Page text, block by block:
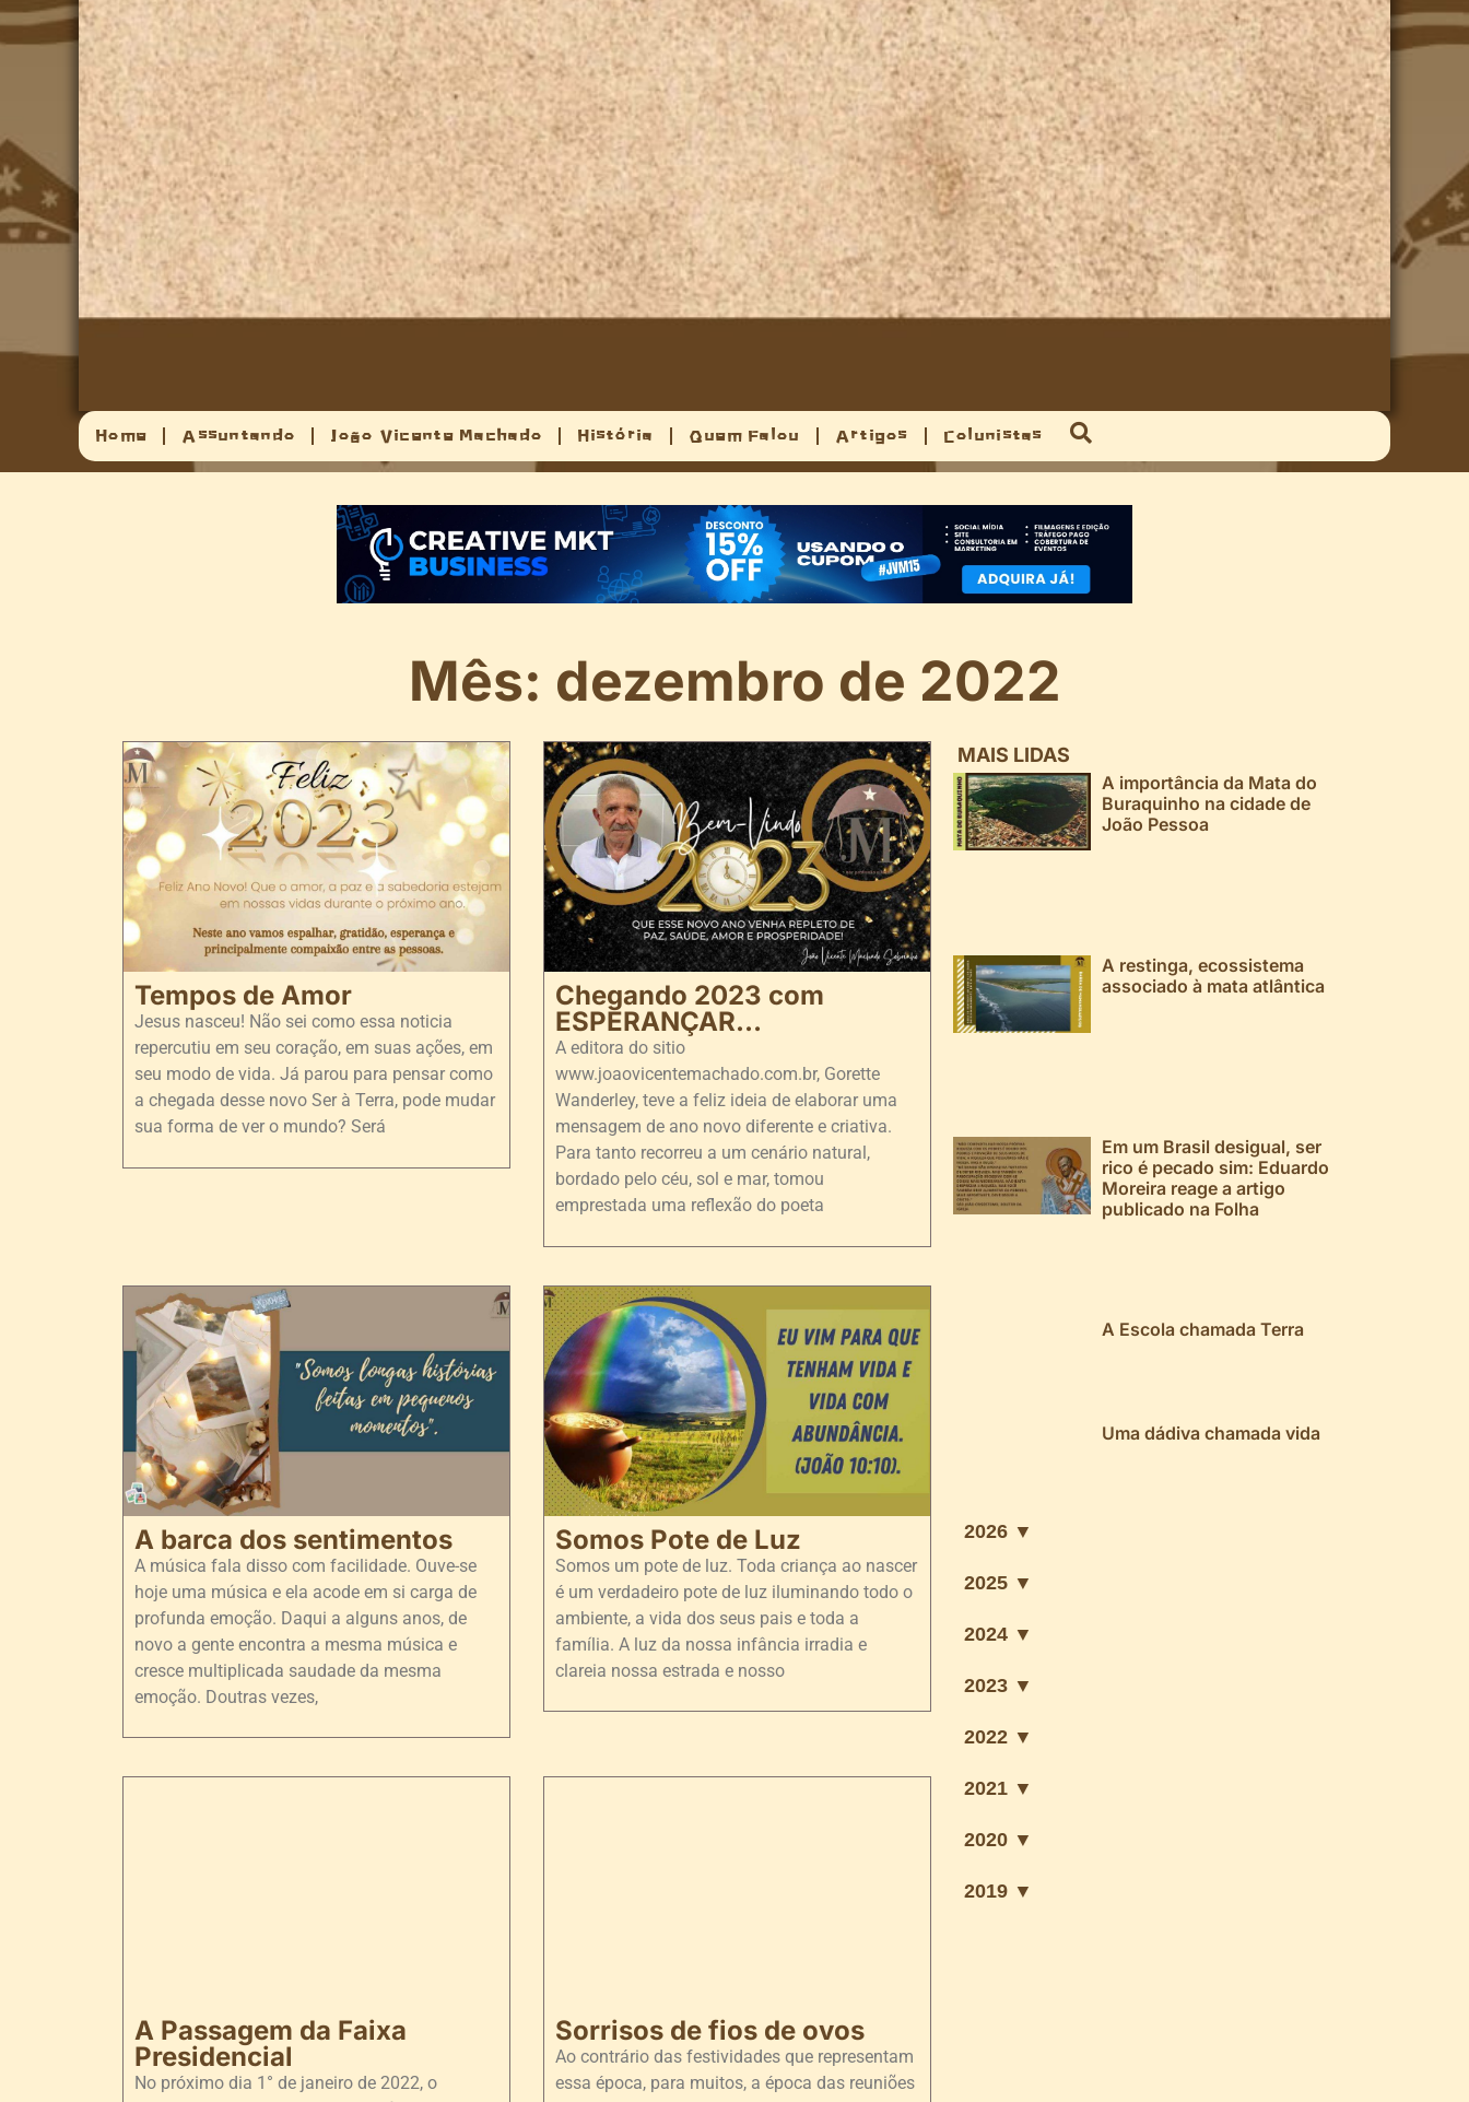
Home Assuntando João Vicente Machado História Quem Falou Artigos Colunistas
Mês: dezembro de 2022
Tempos de Amor
Jesus nasceu! Não sei como essa noticia
repercutiu em seu coração, em suas ações, em
seu modo de vida. Já parou para pensar como
a chegada desse novo Ser à Terra, pode mudar
sua forma de ver o mundo? Será
Chegando 2023 com
ESPERANÇAR…
A editora do sitio
www.joaovicentemachado.com.br, Gorette
Wanderley, teve a feliz ideia de elaborar uma
mensagem de ano novo diferente e criativa.
Para tanto recorreu a um cenário natural,
bordado pelo céu, sol e mar, tomou
emprestada uma reflexão do poeta
A barca dos sentimentos
A música fala disso com facilidade. Ouve-se
hoje uma música e ela acode em si carga de
profunda emoção. Daqui a alguns anos, de
novo a gente encontra a mesma música e
cresce multiplicada saudade da mesma
emoção. Doutras vezes,
Somos Pote de Luz
Somos um pote de luz. Toda criança ao nascer
é um verdadeiro pote de luz iluminando todo o
ambiente, a vida dos seus pais e toda a
família. A luz da nossa infância irradia e
clareia nossa estrada e nosso
A Passagem da Faixa
Presidencial
No próximo dia 1° de janeiro de 2022, o
Sorrisos de fios de ovos
Ao contrário das festividades que representam
essa época, para muitos, a época das reuniões
MAIS LIDAS
A importância da Mata do
Buraquinho na cidade de
João Pessoa
A restinga, ecossistema
associado à mata atlântica
Em um Brasil desigual, ser
rico é pecado sim: Eduardo
Moreira reage a artigo
publicado na Folha
A Escola chamada Terra
Uma dádiva chamada vida
2026 ▼
2025 ▼
2024 ▼
2023 ▼
2022 ▼
2021 ▼
2020 ▼
2019 ▼